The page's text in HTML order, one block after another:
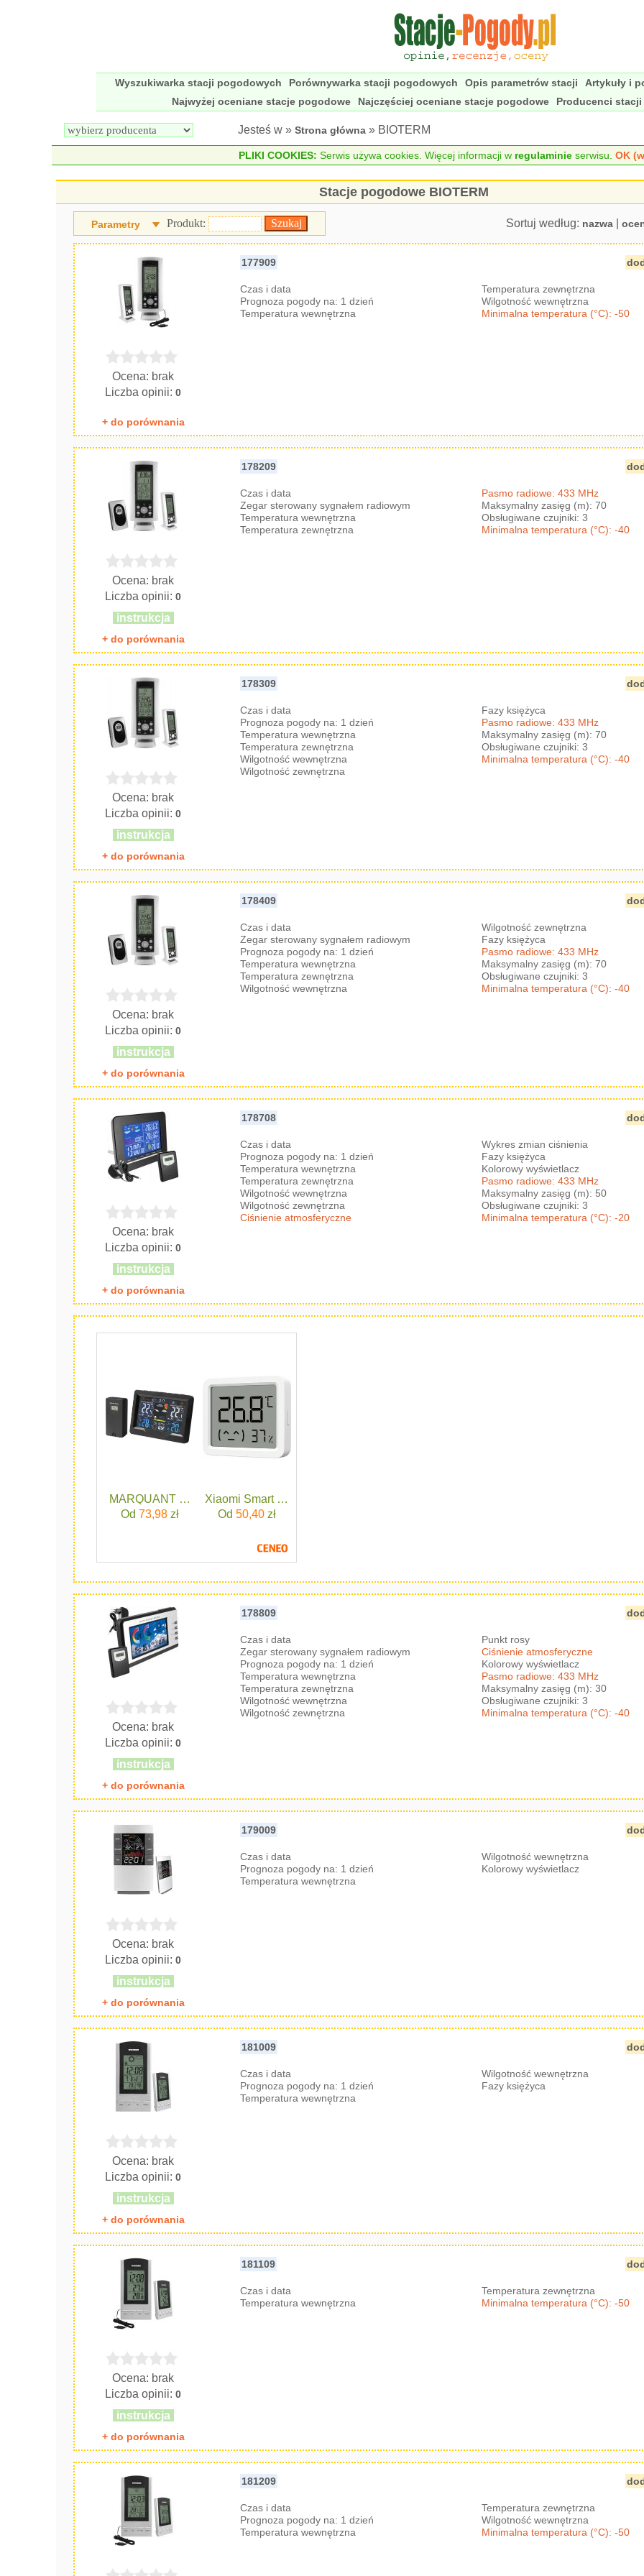
Wyszukiwarka stacji pogodowych Porównywarka stacji pogodowych Opis parametrów stacji Artykuły i
Najwyżej oceniane stacje pogodowe
Najczęściej oceniane stacje pogodowe Producenci
Jesteś w » Strona główna » BIOTERM
PLIKI COOKIES: Serwis używa cookies. Więcej informacji w regulaminieserwisu. OK
Stacje pogodowe BIOTERM
Sortuj według: nazwa|
Parametry Produkt:
177909
Ocena: brak
Liczba opinii:0
Czas i data
Prognoza pogody na: 1 dzień
Temperatura wewnętrzna
Temperatura zewnętrzna
Wilgotność wewnętrzna
Minimalna temperatura (°C): -50
+ do porównania
178209
Ocena: brak
Liczba opinii:0
instrukcja
Czas i data
Zegar sterowany sygnałem radiowym
Temperatura wewnętrzna
Temperatura zewnętrzna
Pasmo radiowe: 433 MHz
Maksymalny zasięg (m): 70
Obsługiwane czujniki: 3
Minimalna temperatura (°C): -40
+ do porównania
178309
Ocena: brak
Liczba opinii:0
instrukcja
Czas i data
Prognoza pogody na: 1 dzień
Temperatura wewnętrzna
Temperatura zewnętrzna
Wilgotność wewnętrzna
Wilgotność zewnętrzna
Fazy księżyca
Pasmo radiowe: 433 MHz
Maksymalny zasięg (m): 70
Obsługiwane czujniki: 3
Minimalna temperatura (°C): -40
+ do porównania
178409
Ocena: brak
Liczba opinii:0
instrukcja
Czas i data
Zegar sterowany sygnałem radiowym
Prognoza pogody na: 1 dzień
Temperatura wewnętrzna
Temperatura zewnętrzna
Wilgotność wewnętrzna
Wilgotność zewnętrzna
Fazy księżyca
Pasmo radiowe: 433 MHz
Maksymalny zasięg (m): 70
Obsługiwane czujniki: 3
Minimalna temperatura (°C): -40
+ do porównania
178708
Ocena: brak
Liczba opinii:0
instrukcja
Czas i data
Prognoza pogody na: 1 dzień
Temperatura wewnętrzna
Temperatura zewnętrzna
Wilgotność wewnętrzna
Wilgotność zewnętrzna
Ciśnienie atmosferyczne
Wykres zmian ciśnienia
Fazy księżyca
Kolorowy wyświetlacz
Pasmo radiowe: 433 MHz
Maksymalny zasięg (m): 50
Obsługiwane czujniki: 3
Minimalna temperatura (°C): -20
+ do porównania
MARQUANT BEZPRZEWODOWA STACJA POGODOWA
Od 73,98zł
Xiaomi Smart Temperature and Humidity Monitor 3 Mini
Od 50,40zł
178809
Ocena: brak
Liczba opinii:0
instrukcja
Czas i data
Zegar sterowany sygnałem radiowym
Prognoza pogody na: 1 dzień
Temperatura wewnętrzna
Temperatura zewnętrzna
Wilgotność wewnętrzna
Wilgotność zewnętrzna
Punkt rosy
Ciśnienie atmosferyczne
Kolorowy wyświetlacz
Pasmo radiowe: 433 MHz
Maksymalny zasięg (m): 30
Obsługiwane czujniki: 3
Minimalna temperatura (°C): -40
+ do porównania
179009
Ocena: brak
Liczba opinii:0
instrukcja
Czas i data
Prognoza pogody na: 1 dzień
Temperatura wewnętrzna
Wilgotność wewnętrzna
Kolorowy wyświetlacz
+ do porównania
181009
Ocena: brak
Liczba opinii:0
instrukcja
Czas i data
Prognoza pogody na: 1 dzień
Temperatura wewnętrzna
Wilgotność wewnętrzna
Fazy księżyca
+ do porównania
181109
Ocena: brak
Liczba opinii:0
instrukcja
Czas i data
Temperatura wewnętrzna
Temperatura zewnętrzna
Minimalna temperatura (°C): -50
+ do porównania
181209
Czas i data
Prognoza pogody na: 1 dzień
Temperatura wewnętrzna
Temperatura zewnętrzna
Wilgotność wewnętrzna
Minimalna temperatura (°C): -50